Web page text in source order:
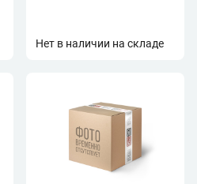
Нет в наличии на складе